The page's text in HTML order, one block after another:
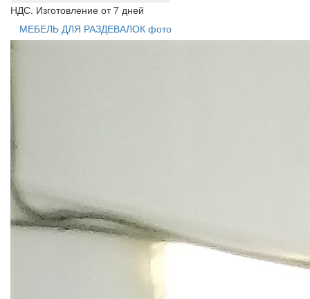
НДС. Изготовление от 7 дней
МЕБЕЛЬ ДЛЯ РАЗДЕВАЛОК фото